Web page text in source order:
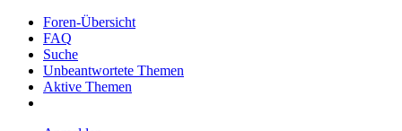
Foren-Übersicht
FAQ
Suche
Unbeantwortete Themen
Aktive Themen